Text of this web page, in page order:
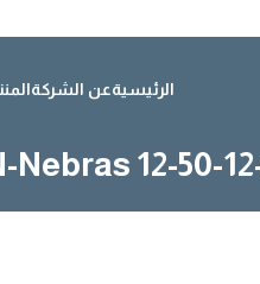
الرئيسيةعن الشركة
Nebras 12-50-